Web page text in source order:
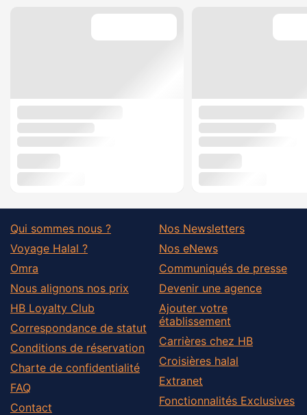
Qui sommes nous ?
Voyage Halal ?
Omra
Nous alignons nos prix
HB Loyalty Club
Correspondance de statut
Conditions de réservation
Charte de confidentialité
FAQ
Contact
Nos Newsletters
Nos eNews
Communiqués de presse
Devenir une agence
Ajouter votre
établissement
Carrières chez HB
Croisières halal
Extranet
Fonctionnalités Exclusives